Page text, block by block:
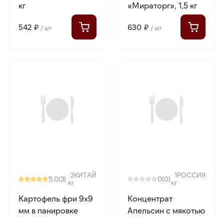
кг
542 ₽ / шт
«Мираторг», 1,5 кг
630 ₽ / шт
5.0(3)
2
кг
КИТАЙ
Картофель фри 9х9
мм в панировке
0(0) 1
кг
РОССИЯ
Концентрат
Апельсин с мякотью